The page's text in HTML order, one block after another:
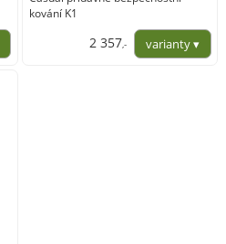
kování K1
2 357,-